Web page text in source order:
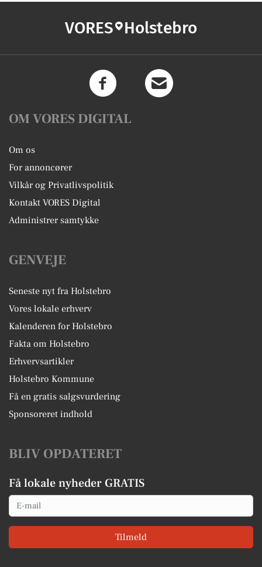
VORES Holstebro
OM VORES DIGITAL
Om os
For annoncører
Vilkår og Privatlivspolitik
Kontakt VORES Digital
Administrer samtykke
GENVEJE
Seneste nyt fra Holstebro
Vores lokale erhverv
Kalenderen for Holstebro
Fakta om Holstebro
Erhvervsartikler
Holstebro Kommune
Få en gratis salgsvurdering
Sponsoreret indhold
BLIV OPDATERET
Få lokale nyheder GRATIS
Email
Tilmeld